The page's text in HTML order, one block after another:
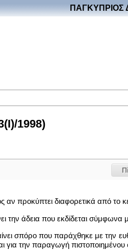
ΠΑΓΚΥΠΡΙΟΣ
1998)
προκύπτει διαφορετικά από το
την άδεια που εκδίδεται σύμφωνα
σπόρο που παράχθηκε με την
για την παραγωγή